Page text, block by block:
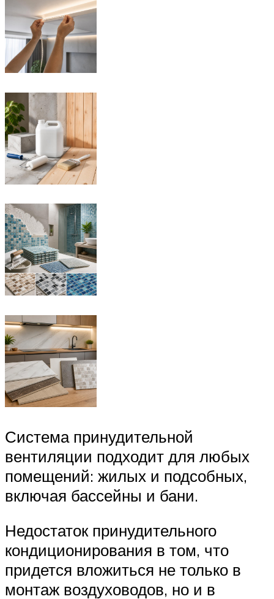
Система принудительной
вентиляции подходит для любых
помещений: жилых и подсобных,
включая бассейны и бани.
Недостаток принудительного
кондиционирования в том, что
придется вложиться не только в
монтаж воздуховодов, но и в